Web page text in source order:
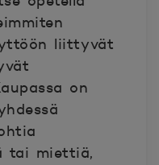
liittyvät
on
tai miettiä,